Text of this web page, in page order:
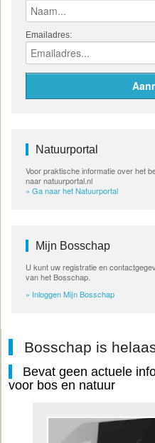
Emailadres:
Natuurportal
Voor praktische informatie over het
naar natuurportal.nl
» Ga naar het Natuurportal
Mijn Bosschap
U kunt uw registratie en
van het Bosschap.
» Inloggen Mijn Bosschap
Bosschap is
Bevat geen actuele
voor bos en natuur